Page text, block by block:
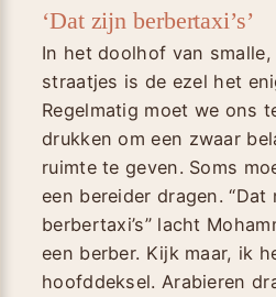
‘Dat zijn berbertaxi’s’
In het doolhof van
straatjes is de ezel het
Regelmatig moet we ons
drukken om een zwaar
ruimte te geven. Soms
een bereider dragen. “Dat
berbertaxi’s” lacht
een berber. Kijk maar, ik
hoofddeksel. Arabieren